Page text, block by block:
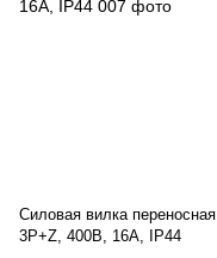
Силовая вилка переносная
3P+Z, 400В, 16А, IP44